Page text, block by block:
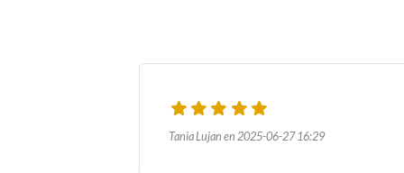
Tania Lujan en 2025-06-27 16:29